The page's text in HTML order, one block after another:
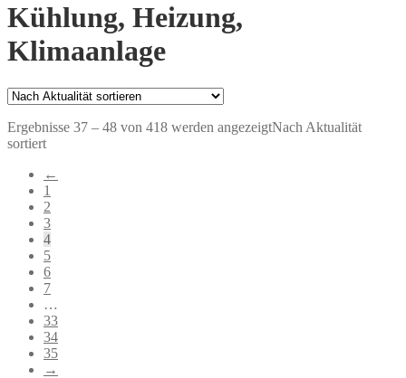
Kühlung, Heizung,
Klimaanlage
Ergebnisse 37 – 48 von 418 werden angezeigtNach Aktualität
sortiert
←
1
2
3
4
5
6
7
…
33
34
35
→